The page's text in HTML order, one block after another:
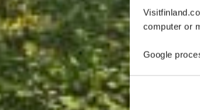
computer or
Google